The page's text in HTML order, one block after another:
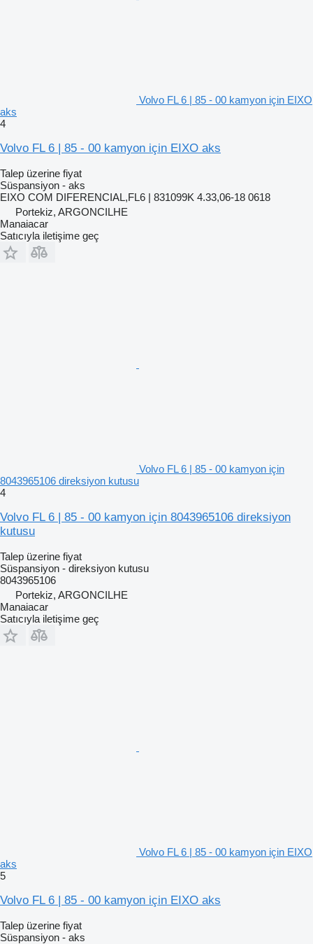
Volvo FL 6 | 85 - 00 kamyon için EIXO
aks
4
Volvo FL 6 | 85 - 00 kamyon için EIXO aks
Talep üzerine fiyat
Süspansiyon - aks
EIXO COM DIFERENCIAL,FL6 | 831099K 4.33,06-18 0618
Portekiz, ARGONCILHE
Manaiacar
Satıcıyla iletişime geç
Volvo FL 6 | 85 - 00 kamyon için
8043965106 direksiyon kutusu
4
Volvo FL 6 | 85 - 00 kamyon için 8043965106 direksiyon
kutusu
Talep üzerine fiyat
Süspansiyon - direksiyon kutusu
8043965106
Portekiz, ARGONCILHE
Manaiacar
Satıcıyla iletişime geç
Volvo FL 6 | 85 - 00 kamyon için EIXO
aks
5
Volvo FL 6 | 85 - 00 kamyon için EIXO aks
Talep üzerine fiyat
Süspansiyon - aks